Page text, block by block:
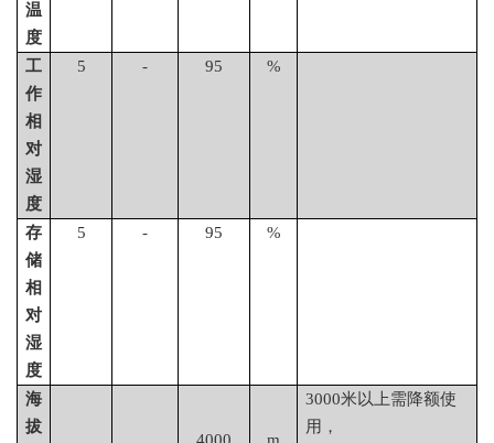
温
度
工
作
相
对
湿
度
5 - 95 %
存
储
相
对
湿
度
5 - 95 %
海
拔
3000米以上需降额使
用，